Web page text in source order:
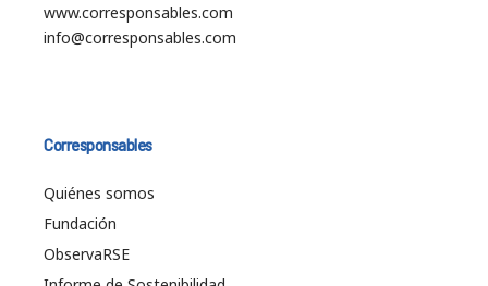
www.corresponsables.com
info@corresponsables.com
Corresponsables
Quiénes somos
Fundación
ObservaRSE